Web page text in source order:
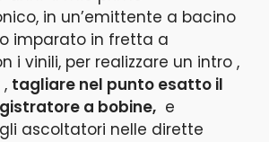
in un’emittente a bacino
imparato in fretta a
i vinili, per realizzare un intro ,
tagliare nel punto esatto il
a bobine, e
ascoltatori nelle dirette